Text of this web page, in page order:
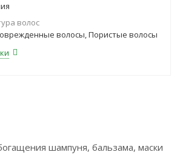
волос
волосы, Пористые волосы
шампуня, бальзама, маски